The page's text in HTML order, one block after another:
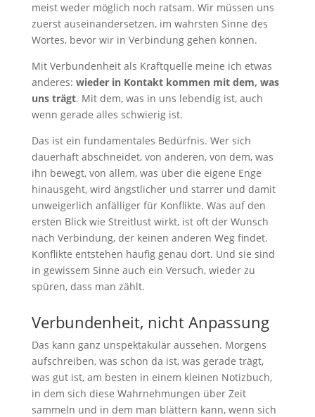
meist weder möglich noch ratsam. Wir müssen uns
zuerst auseinandersetzen, im wahrsten Sinne des
Wortes, bevor wir in Verbindung gehen können.
Mit Verbundenheit als Kraftquelle meine ich etwas
anderes: wieder in Kontakt kommen mit dem, was
uns trägt. Mit dem, was in uns lebendig ist, auch
wenn gerade alles schwierig ist.
Das ist ein fundamentales Bedürfnis. Wer sich
dauerhaft abschneidet, von anderen, von dem, was
ihn bewegt, von allem, was über die eigene Enge
hinausgeht, wird ängstlicher und starrer und damit
unweigerlich anfälliger für Konflikte. Was auf den
ersten Blick wie Streitlust wirkt, ist oft der Wunsch
nach Verbindung, der keinen anderen Weg findet.
Konflikte entstehen häufig genau dort. Und sie sind
in gewissem Sinne auch ein Versuch, wieder zu
spüren, dass man zählt.
Verbundenheit, nicht Anpassung
Das kann ganz unspektakulär aussehen. Morgens
aufschreiben, was schon da ist, was gerade trägt,
was gut ist, am besten in einem kleinen Notizbuch,
in dem sich diese Wahrnehmungen über Zeit
sammeln und in dem man blättern kann, wenn sich